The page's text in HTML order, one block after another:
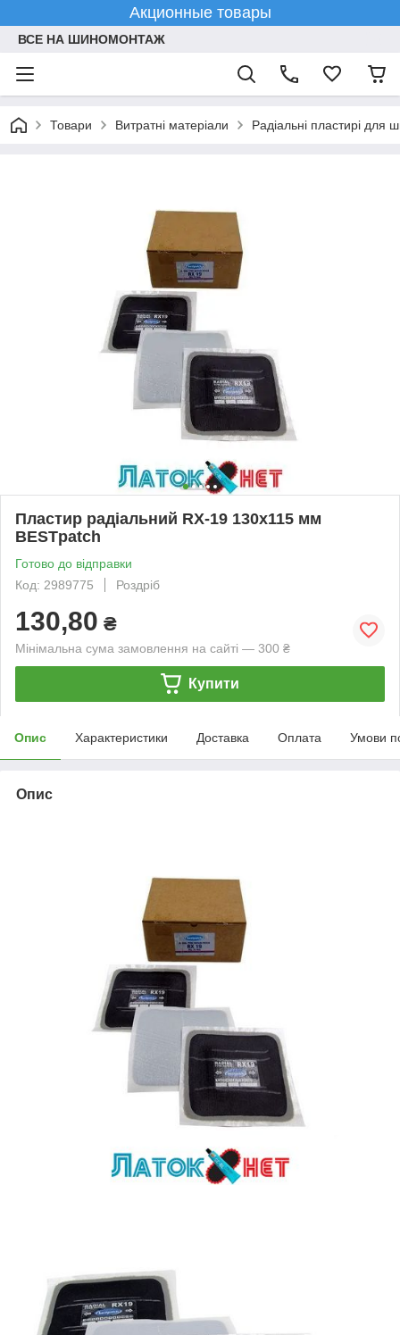
Акционные товары
ВСЕ НА ШИНОМОНТАЖ
Товари Витратні матеріали Радіальні пластирі для
Пластир радіальний RX-19 130х115 мм
BESTpatch
Готово до відправки
Код: 2989775
Роздріб
130,80 ₴
Мінімальна сума замовлення на сайті — 300 ₴
Купити
Опис Характеристики Доставка Оплата Умови
Опис